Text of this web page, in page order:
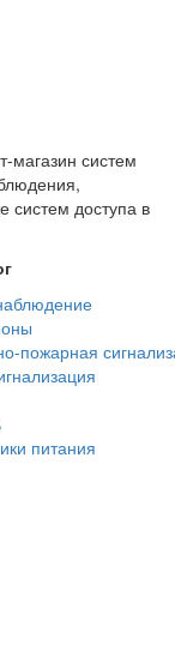
систем
систем доступа в
пожарная
питания